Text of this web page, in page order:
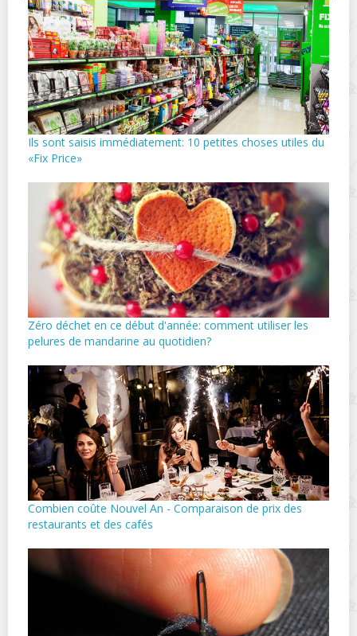
Ils sont saisis immédiatement: 10 petites choses utiles du
«Fix Price»
Zéro déchet en ce début d'année: comment utiliser les
pelures de mandarine au quotidien?
Combien coûte Nouvel An - Comparaison de prix des
restaurants et des cafés